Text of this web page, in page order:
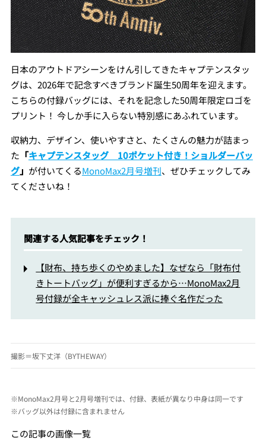
日本のアウトドアシーンをけん引してきたキャプテンスタッ
グは、2026年で記念すべきブランド誕生50周年を迎えます。
こちらの付録バッグには、それを記念した50周年限定ロゴを
プリント！ 今しか手に入らない特別感にあふれています。
収納力、デザイン、使いやすさと、たくさんの魅力が詰まっ
た 「キャプテンスタッグ 10ポケット付き！ショルダーバッ
グ」 が付いてくるMonoMax2月号増刊、ぜひチェックしてみ
てくださいね！
関連する人気記事をチェック！
【財布、持ち歩くのやめました】なぜなら「財布付
きトートバッグ」が便利すぎるから…MonoMax2月
号付録が全キャッシュレス派に捧ぐ名作だった
撮影＝坂下丈洋（BYTHEWAY）
※MonoMax2月号と2月号増刊では、付録、表紙が異なり中身は同一です
※バッグ以外は付録に含まれません
この記事の画像一覧